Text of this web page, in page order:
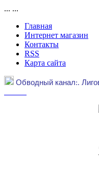
... ...
Главная
Интернет магазин
Контакты
RSS
Карта сайта
Обводный канал:.